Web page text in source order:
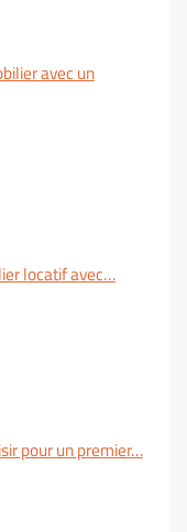
avec un
locatif avec…
pour un premier…